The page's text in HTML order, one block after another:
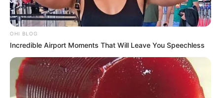
OHI BLOG
Incredible Airport Moments That Will Leave You Speechless